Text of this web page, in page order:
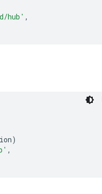
hub' ,
)
,